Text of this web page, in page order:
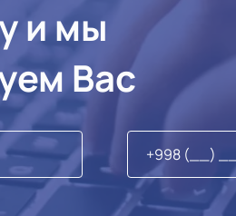
и мы
Вас